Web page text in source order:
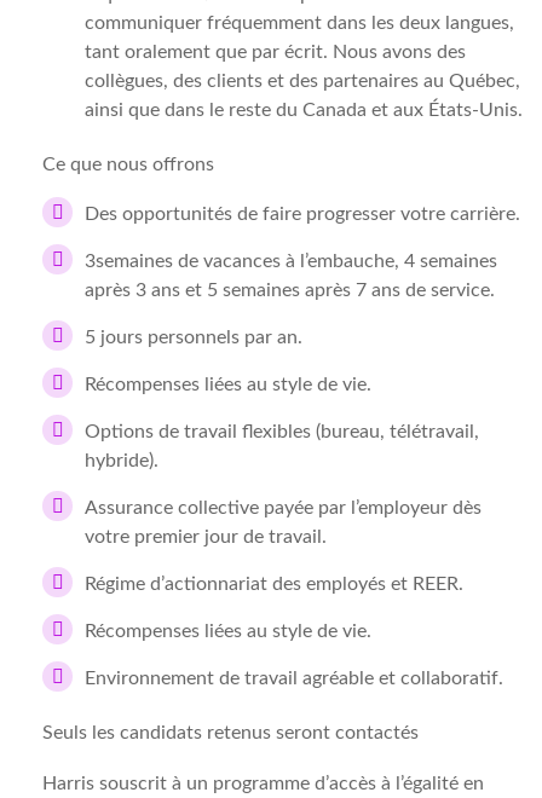
communiquer fréquemment dans les deux langues,
tant oralement que par écrit. Nous avons des
collègues, des clients et des partenaires au Québec,
ainsi que dans le reste du Canada et aux États-Unis.
Ce que nous offrons
Des opportunités de faire progresser votre carrière.
3semaines de vacances à l’embauche, 4 semaines
après 3 ans et 5 semaines après 7 ans de service.
5 jours personnels par an.
Récompenses liées au style de vie.
Options de travail flexibles (bureau, télétravail,
hybride).
Assurance collective payée par l’employeur dès
votre premier jour de travail.
Régime d’actionnariat des employés et REER.
Récompenses liées au style de vie.
Environnement de travail agréable et collaboratif.
Seuls les candidats retenus seront contactés
Harris souscrit à un programme d’accès à l’égalité en